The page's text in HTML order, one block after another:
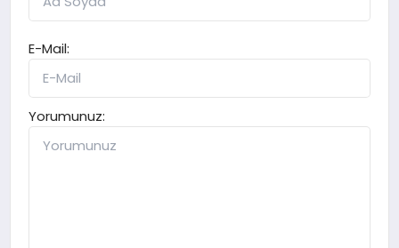
E-Mail:
Yorumunuz: